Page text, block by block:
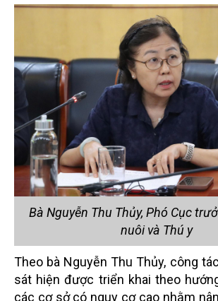
Bà Nguyễn Thu Thủy, Phó Cục
nuôi và Thú y
Theo bà Nguyễn Thu Thủy, công
sát hiện được triển khai theo
các cơ sở có nguy cơ cao nhằm